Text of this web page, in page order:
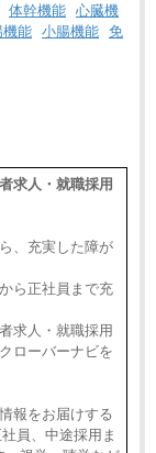
体幹機能 心臓機
機能 小腸機能 免
求人・就職採用
、充実した障が
ら正社員まで充
求人・就職採用
ローバーナビを
報をお届けする
員、中途採用ま